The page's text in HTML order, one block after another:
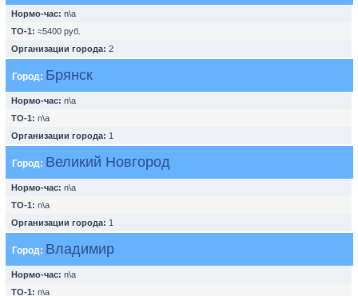
Нормо-час: n\a
ТО-1: ≈5400 руб.
Организации города: 2
Город: Брянск
Нормо-час: n\a
ТО-1: n\a
Организации города: 1
Город: Великий Новгород
Нормо-час: n\a
ТО-1: n\a
Организации города: 1
Город: Владимир
Нормо-час: n\a
ТО-1: n\a